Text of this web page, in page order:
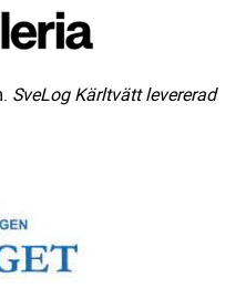
SveLog Kärltvätt levererad